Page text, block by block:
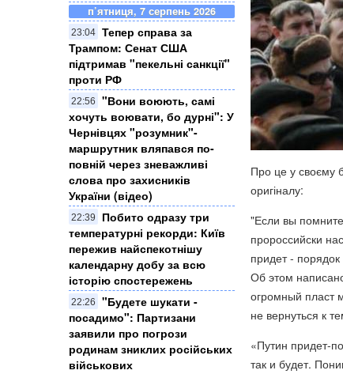
п’ятниця, 7 серпень 2026
23:04 Тепер справа за
Трампом: Сенат США
підтримав "пекельні санкції"
проти РФ
22:56
​"Вони воюють, самі
хочуть воювати, бо дурні": У
Чернівцях "розумник"-
маршрутник вляпався по-
повній через зневажливі
слова про захисників
України (відео)
22:39
Побито одразу три
температурні рекорди: Київ
пережив найспекотнішу
календарну добу за всю
історію спостережень
22:26
"Будете шукати -
посадимо": Партизани
заявили про погрози
родинам зниклих російських
військових
Про це у своєму
оригіналу:
"Если вы
пророссийски
придет -
Об этом
огромный пласт
не вернуться к
«Путин придет-
так и будет.